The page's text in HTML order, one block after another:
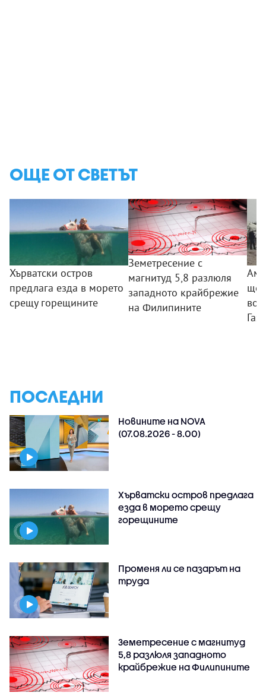
ОЩЕ ОТ СВЕТЪТ
Хърватски остров
предлага езда в морето
срещу горещините
Земетресение с
магнитуд 5,8 разлюля
западното крайбрежие
на Филипините
ще
Газа
ПОСЛЕДНИ
Новините на NOVA
(07.08.2026 - 8.00)
Хърватски остров предлага
езда в морето срещу
горещините
Променя ли се пазарът на
труда
Земетресение с магнитуд
5,8 разлюля западното
крайбрежие на Филипините